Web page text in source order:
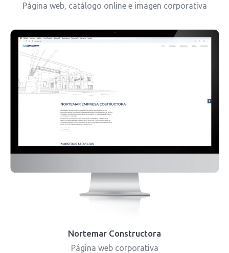
Página web, catálogo online e imagen corporativa
Nortemar Constructora
Página web corporativa